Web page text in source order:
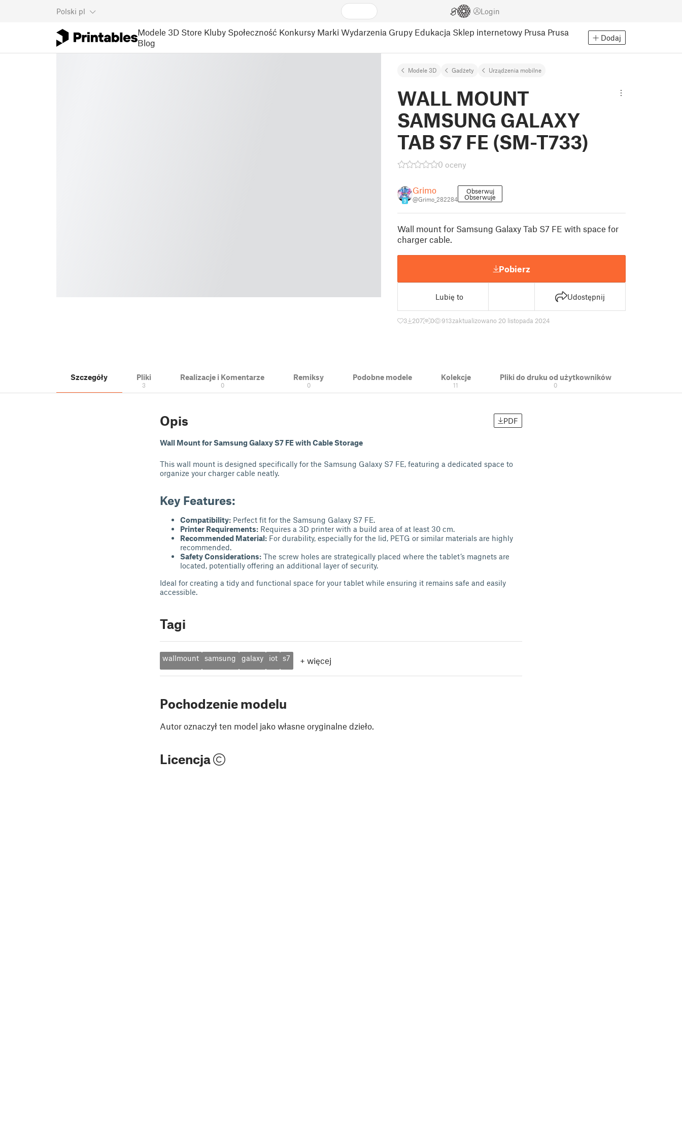
Polski pl Login
Modele 3D Store Kluby Społeczność Konkursy Marki Wydarzenia Grupy Edukacja Sklep internetowy Prusa Prusa
Blog
Dodaj
Modele 3D Gadżety Urządzenia mobilne
WALL MOUNT
SAMSUNG GALAXY
TAB S7 FE (SM-T733)
0 oceny
9
Grimo
@Grimo_282284
Obserwuj
Obserwuje
Wall mount for Samsung Galaxy Tab S7 FE with space for
charger cable.
Pobierz
Lubię to Udostępnij
3 207 0 913zaktualizowano 20 listopada 2024
Szczegóły Pliki
3
Realizacje i Komentarze
0
Remiksy
0
Podobne modele Kolekcje
11
Pliki do druku od użytkowników
0
Opis PDF
Wall Mount for Samsung Galaxy S7 FE with Cable Storage
This wall mount is designed specifically for the Samsung Galaxy S7 FE, featuring a dedicated space to
organize your charger cable neatly.
Key Features:
Compatibility: Perfect fit for the Samsung Galaxy S7 FE.
Printer Requirements: Requires a 3D printer with a build area of at least 30 cm.
Recommended Material: For durability, especially for the lid, PETG or similar materials are highly
recommended.
Safety Considerations: The screw holes are strategically placed where the tablet’s magnets are
located, potentially offering an additional layer of security.
Ideal for creating a tidy and functional space for your tablet while ensuring it remains safe and easily
accessible.
Tagi
wallmount samsung galaxy iot s7 + więcej
Pochodzenie modelu
Autor oznaczył ten model jako własne oryginalne dzieło.
Licencja